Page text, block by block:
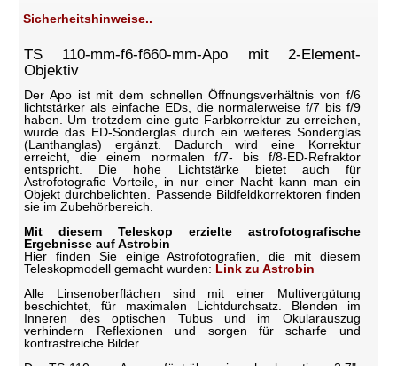
Sicherheitshinweise..
TS 110-mm-f6-f660-mm-Apo mit 2-Element-
Objektiv
Der Apo ist mit dem schnellen Öffnungsverhältnis von f/6
lichtstärker als einfache EDs, die normalerweise f/7 bis f/9
haben. Um trotzdem eine gute Farbkorrektur zu erreichen,
wurde das ED-Sonderglas durch ein weiteres Sonderglas
(Lanthanglas) ergänzt. Dadurch wird eine Korrektur
erreicht, die einem normalen f/7- bis f/8-ED-Refraktor
entspricht. Die hohe Lichtstärke bietet auch für
Astrofotografie Vorteile, in nur einer Nacht kann man ein
Objekt durchbelichten. Passende Bildfeldkorrektoren finden
sie im Zubehörbereich.
Mit diesem Teleskop erzielte astrofotografische
Ergebnisse auf Astrobin
Hier finden Sie einige Astrofotografien, die mit diesem
Teleskopmodell gemacht wurden: Link zu Astrobin
Alle Linsenoberflächen sind mit einer Multivergütung
beschichtet, für maximalen Lichtdurchsatz. Blenden im
Inneren des optischen Tubus und im Okularauszug
verhindern Reflexionen und sorgen für scharfe und
kontrastreiche Bilder.